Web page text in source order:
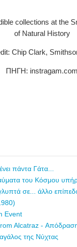
collections at the
of Natural History
Chip Clark,
ΠΗΓΗ: instragam.com
πάντα Γάτα...
του Κόσμου
σε... άλλο
Event
Alcatraz -
της Νύχτας